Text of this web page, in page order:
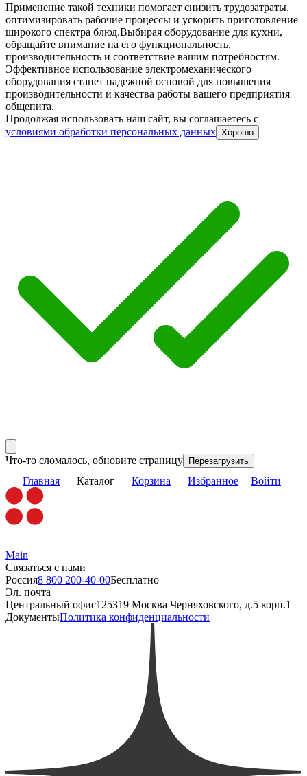
Применение такой техники помогает снизить трудозатраты,
оптимизировать рабочие процессы и ускорить приготовление
широкого спектра блюд.Выбирая оборудование для кухни,
обращайте внимание на его функциональность,
производительность и соответствие вашим потребностям.
Эффективное использование электромеханического
оборудования станет надежной основой для повышения
производительности и качества работы вашего предприятия
общепита.
Продолжая использовать наш сайт, вы соглашаетесь c
условиями обработки персональных данных Хорошо
Что-то сломалось, обновите страницу Перезагрузить
Главная Каталог Корзина Избранное Войти
Main
Связаться с нами
Россия8 800 200-40-00Бесплатно
Эл. почта
Центральный офис125319 Москва Черняховского, д.5 корп.1
ДокументыПолитика конфиденциальности